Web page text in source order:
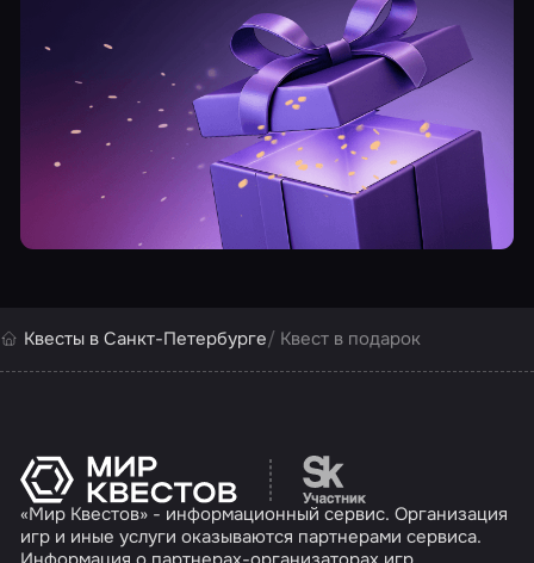
Квесты в Санкт-Петербурге Квест в подарок
Перейти на сайт
«Мир Квестов» - информационный сервис. Организация
игр и иные услуги оказываются партнерами сервиса.